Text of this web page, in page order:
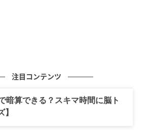
注目コンテンツ
暗算できる？スキマ時間に脳ト
】